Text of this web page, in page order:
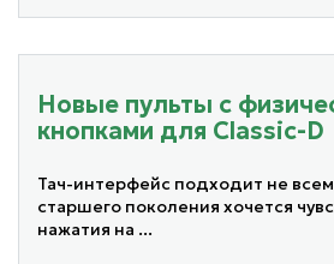
Новые пульты с
кнопками для Classic-D
Тач-интерфейс подходит не
старшего поколения хочется
нажатия на ...